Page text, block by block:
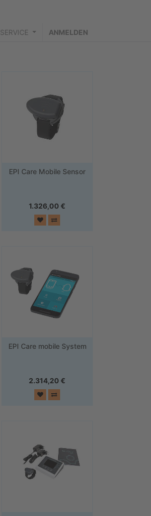
SERVICE ANMELDEN
EPI Care Mobile Sensor
1.326,00 €
EPI Care mobile System
2.314,20 €